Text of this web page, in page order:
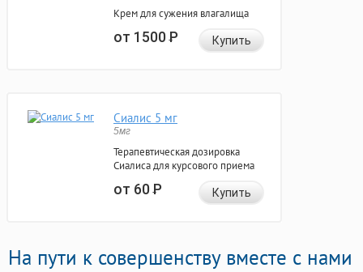
Крем для сужения влагалища
от 1500Р Купить
Сиалис 5 мг
5мг
Терапевтическая дозировка
Сиалиса для курсового приема
от 60Р Купить
На пути к совершенству вместе с нами